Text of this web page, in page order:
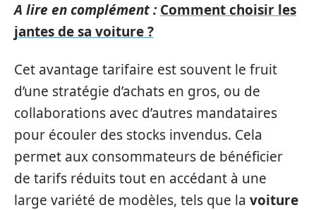
A lire en complément : Comment choisir les
jantes de sa voiture ?
Cet avantage tarifaire est souvent le fruit
d’une stratégie d’achats en gros, ou de
collaborations avec d’autres mandataires
pour écouler des stocks invendus. Cela
permet aux consommateurs de bénéficier
de tarifs réduits tout en accédant à une
large variété de modèles, tels que la voiture